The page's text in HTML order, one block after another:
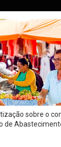
sobre o
de